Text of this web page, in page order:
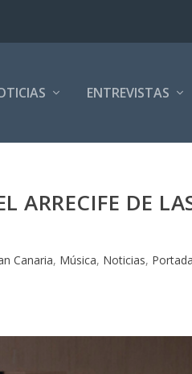
ENTREVISTAS
ARRECIFE DE
Canaria, Música, Noticias,